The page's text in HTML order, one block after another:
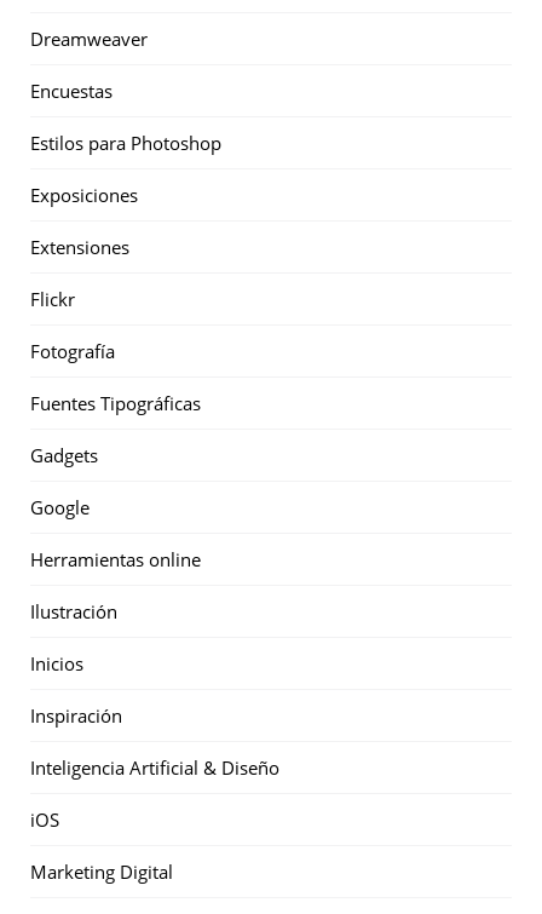
Dreamweaver
Encuestas
Estilos para Photoshop
Exposiciones
Extensiones
Flickr
Fotografía
Fuentes Tipográficas
Gadgets
Google
Herramientas online
Ilustración
Inicios
Inspiración
Inteligencia Artificial & Diseño
iOS
Marketing Digital